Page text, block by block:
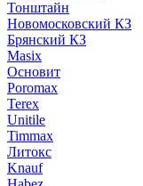
Тонштайн
Новомосковский КЗ
Брянский КЗ
Masix
Основит
Poromax
Terex
Unitile
Timmax
Литокс
Knauf